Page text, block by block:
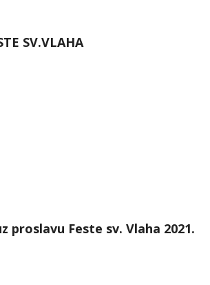
SV.VLAHA
proslavu Feste sv. Vlaha 2021.